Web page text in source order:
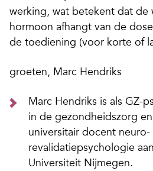
werking, wat betekent dat de
hormoon afhangt van de
de toediening (voor korte of
groeten, Marc Hendriks
Marc Hendriks is als GZ-
in de gezondheidszorg
universitair docent neuro-
revalidatiepsychologie
Universiteit Nijmegen.